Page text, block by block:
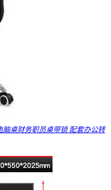
桌财务职员桌带锁 配套办公转